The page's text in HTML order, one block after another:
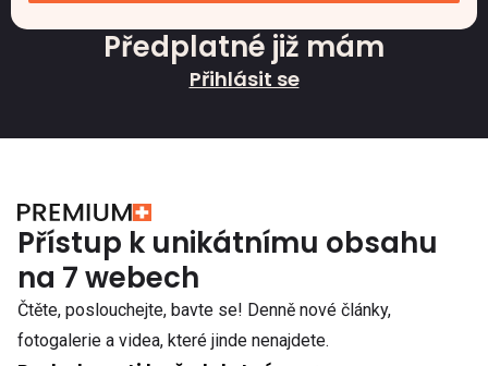
Předplatné již mám
Přihlásit se
Přístup k unikátnímu obsahu
na 7 webech
Čtěte, poslouchejte, bavte se! Denně nové články,
fotogalerie a videa, které jinde nenajdete.